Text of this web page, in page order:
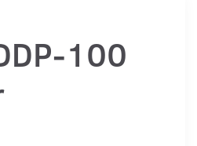
100